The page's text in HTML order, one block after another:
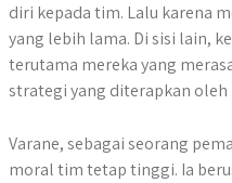
diri kepada tim. Lalu karena
yang lebih lama. Di sisi lain,
terutama mereka yang
strategi yang diterapkan oleh
Varane, sebagai seorang
moral tim tetap tinggi. Ia